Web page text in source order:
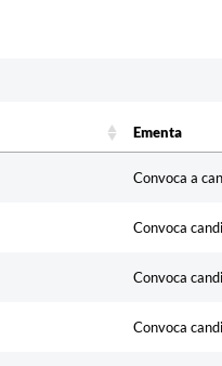
Ementa
Convoca a
Convoca
Convoca
Convoca